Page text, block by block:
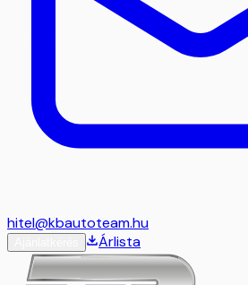
hitel@kbautoteam.hu
Árlista